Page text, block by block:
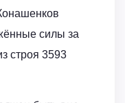
силы за
строя 3593